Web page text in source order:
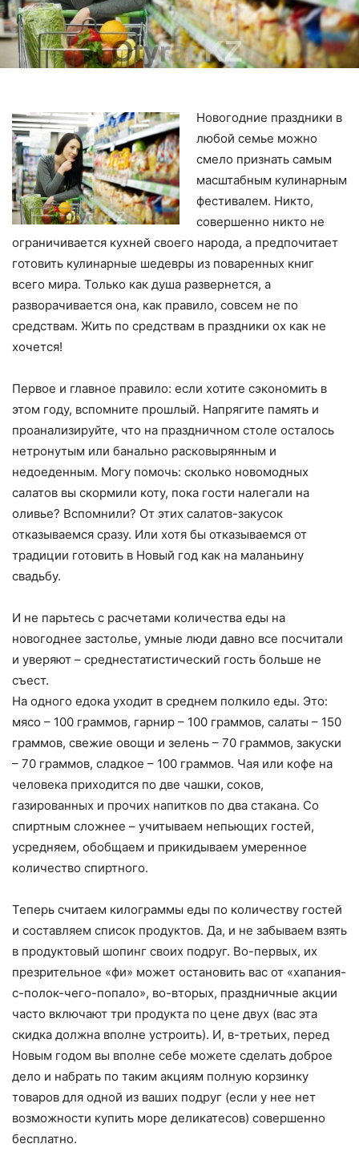
Новогодние праздники в
любой семье можно
смело признать самым
масштабным кулинарным
фестивалем. Никто,
совершенно никто не
ограничивается кухней своего народа, а предпочитает
готовить кулинарные шедевры из поваренных книг
всего мира. Только как душа развернется, а
разворачивается она, как правило, совсем не по
средствам. Жить по средствам в праздники ох как не
хочется!
Первое и главное правило: если хотите сэкономить в
этом году, вспомните прошлый. Напрягите память и
проанализируйте, что на праздничном столе осталось
нетронутым или банально расковырянным и
недоеденным. Могу помочь: сколько новомодных
салатов вы скормили коту, пока гости налегали на
оливье? Вспомнили? От этих салатов-закусок
отказываемся сразу. Или хотя бы отказываемся от
традиции готовить в Новый год как на маланьину
свадьбу.
И не парьтесь с расчетами количества еды на
новогоднее застолье, умные люди давно все посчитали
и уверяют – среднестатистический гость больше не
съест.
На одного едока уходит в среднем полкило еды. Это:
мясо – 100 граммов, гарнир – 100 граммов, салаты – 150
граммов, свежие овощи и зелень – 70 граммов, закуски
– 70 граммов, сладкое – 100 граммов. Чая или кофе на
человека приходится по две чашки, соков,
газированных и прочих напитков по два стакана. Со
спиртным сложнее – учитываем непьющих гостей,
усредняем, обобщаем и прикидываем умеренное
количество спиртного.
Теперь считаем килограммы еды по количеству гостей
и составляем список продуктов. Да, и не забываем взять
в продуктовый шопинг своих подруг. Во-первых, их
презрительное «фи» может остановить вас от «хапания-
с-полок-чего-попало», во-вторых, праздничные акции
часто включают три продукта по цене двух (вас эта
скидка должна вполне устроить). И, в-третьих, перед
Новым годом вы вполне себе можете сделать доброе
дело и набрать по таким акциям полную корзинку
товаров для одной из ваших подруг (если у нее нет
возможности купить море деликатесов) совершенно
бесплатно.